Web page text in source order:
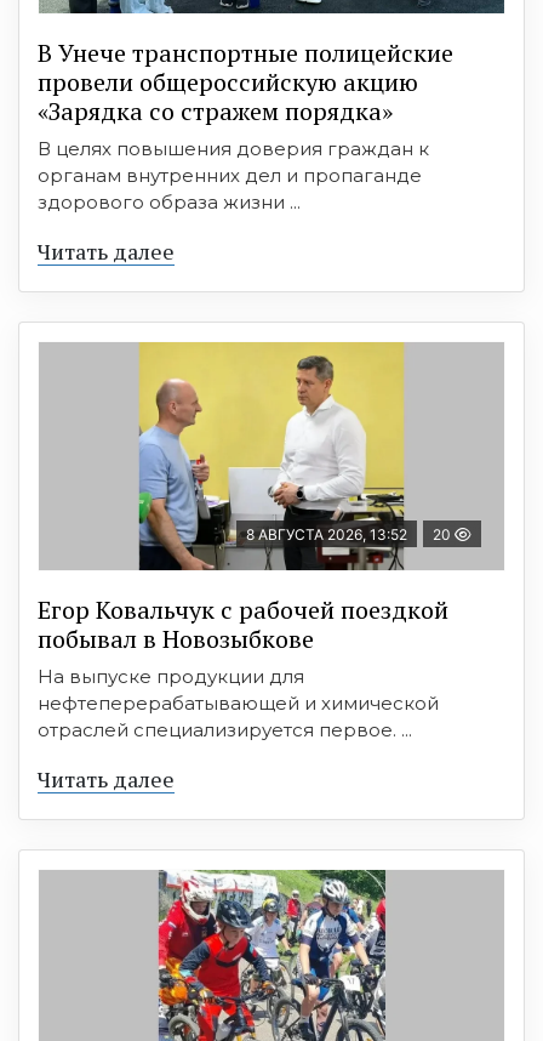
В Унече транспортные полицейские
провели общероссийскую акцию
«Зарядка со стражем порядка»
В целях повышения доверия граждан к
органам внутренних дел и пропаганде
здорового образа жизни ...
Читать далее
8 АВГУСТА 2026, 13:52 20
Егор Ковальчук с рабочей поездкой
побывал в Новозыбкове
На выпуске продукции для
нефтеперерабатывающей и химической
отраслей специализируется первое. ...
Читать далее